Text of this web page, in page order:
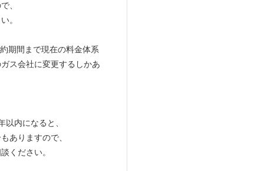
、
。
期間まで現在の料金体系
ス会社に変更するしかあ
内になると、
ありますので、
ください。